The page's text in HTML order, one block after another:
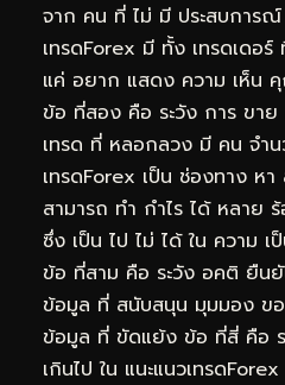
จาก คน ที่ ไม่ มี ประสบการณ์
เทรดForex มี ทั้ง เทรดเดอ
แค่ อยาก แสดง ความ เห็น
ข้อ ที่สอง คือ ระวัง การ ข
เทรด ที่ หลอกลวง มี คน จำ
เทรดForex เป็น ช่องทาง ห
สามารถ ทำ กำไร ได้ หลาย
ซึ่ง เป็น ไป ไม่ ได้ ใน ความ เ
ข้อ ที่สาม คือ ระวัง อคติ ยืน
ข้อมูล ที่ สนับสนุน มุมมอง ขอ
ข้อมูล ที่ ขัดแย้ง ข้อ ที่สี่ คือ ร
เกินไป ใน แนะแนวเทรด